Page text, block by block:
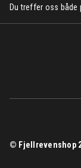
Du treffer oss
© Fjellrevenshop